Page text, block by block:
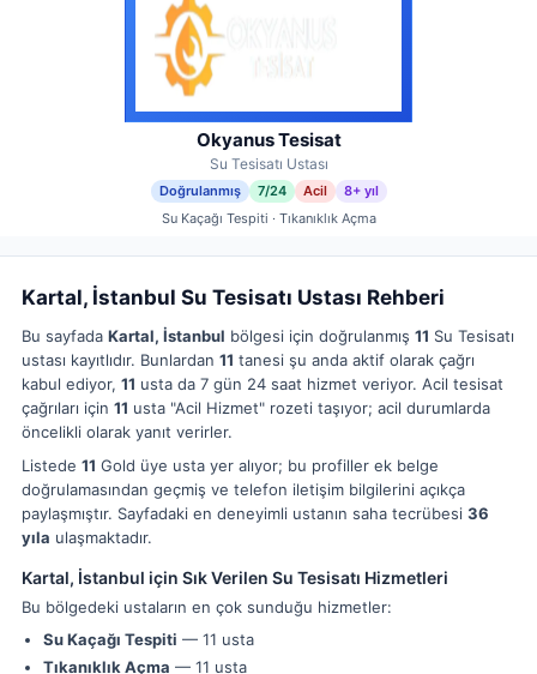
Okyanus Tesisat
Su Tesisatı Ustası
Doğrulanmış 7/24 Acil
8+ yıl
Su Kaçağı Tespiti · Tıkanıklık Açma
Kartal, İstanbul Su Tesisatı Ustası Rehberi
Bu sayfada Kartal, İstanbul bölgesi için doğrulanmış 11 Su Tesisatı
ustası kayıtlıdır. Bunlardan 11 tanesi şu anda aktif olarak çağrı
kabul ediyor, 11 usta da 7 gün 24 saat hizmet veriyor. Acil tesisat
çağrıları için 11 usta "Acil Hizmet" rozeti taşıyor; acil durumlarda
öncelikli olarak yanıt verirler.
Listede 11 Gold üye usta yer alıyor; bu profiller ek belge
doğrulamasından geçmiş ve telefon iletişim bilgilerini açıkça
paylaşmıştır. Sayfadaki en deneyimli ustanın saha tecrübesi 36
yıla ulaşmaktadır.
Kartal, İstanbul için Sık Verilen Su Tesisatı Hizmetleri
Bu bölgedeki ustaların en çok sunduğu hizmetler:
Su Kaçağı Tespiti — 11 usta
Tıkanıklık Açma — 11 usta